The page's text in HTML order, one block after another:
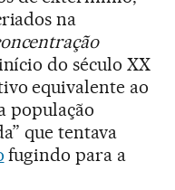
na
do século XX
equivalente ao
população
que tentava
fugindo para a